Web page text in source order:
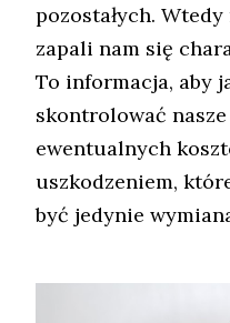
pozostałych.
zapali nam się
To informacja, aby
skontrolować
ewentualnych
uszkodzeniem,
być jedynie